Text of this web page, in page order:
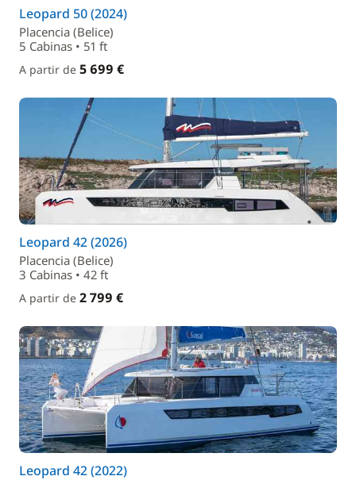
Leopard 50 (2024)
Placencia (Belice)
5 Cabinas • 51 ft
A partir de 5 699 €
Leopard 42 (2026)
Placencia (Belice)
3 Cabinas • 42 ft
A partir de 2 799 €
Leopard 42 (2022)